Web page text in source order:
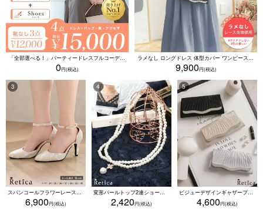
「全部選べる！」パーティードレスフルコーデセット (ドレス1点＋バッグ1点＋アクセ1点+靴1足/4点15000円(税込)/靴なしで12000円(税込))
0
ラメなし ロングドレス 体型カバー ワンピース 敏感肌対応 結婚式 二次会 お呼ばれ 大人 上品 (Sサイズ～5Lサイズ)
9,900
スパンコールフラワーレースアンクルストラップハイヒールセパレートパンプス (ベージュ)
6,900
変形パールトップ2連ショートパールネックレス(ホワイト)
2,420
ビジューデザインギャザープリーツ入り2wayバッグ(ベージュ/シルバー/ブラック)
4,600